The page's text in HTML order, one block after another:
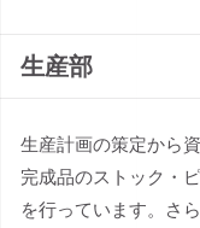
生産部
生産計画の策定から
完成品のストック・
を行っています。さ